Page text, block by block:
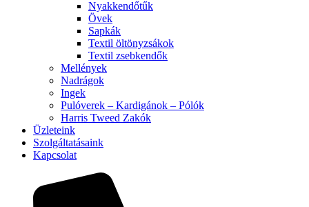
Nyakkendőtűk
Övek
Sapkák
Textil öltönyzsákok
Textil zsebkendők
Mellények
Nadrágok
Ingek
Pulóverek – Kardigánok – Pólók
Harris Tweed Zakók
Üzleteink
Szolgáltatásaink
Kapcsolat